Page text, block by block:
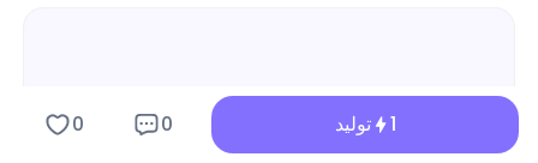
0 0 توليد 1